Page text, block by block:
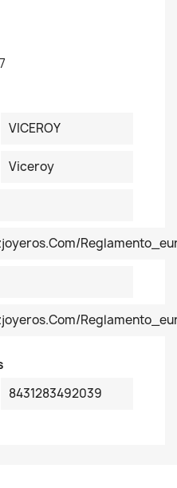
VICEROY
Viceroy
8431283492039